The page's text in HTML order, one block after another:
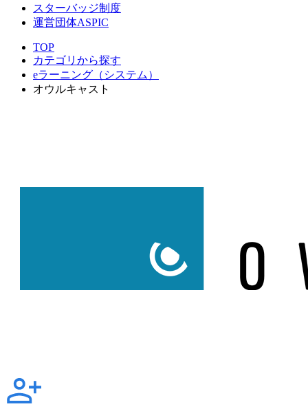
スターバッジ制度
運営団体ASPIC
TOP
カテゴリから探す
eラーニング（システム）
オウルキャスト